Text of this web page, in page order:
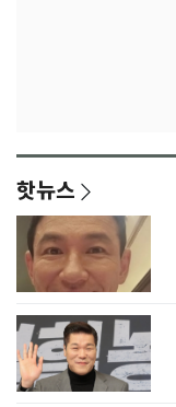
핫뉴스